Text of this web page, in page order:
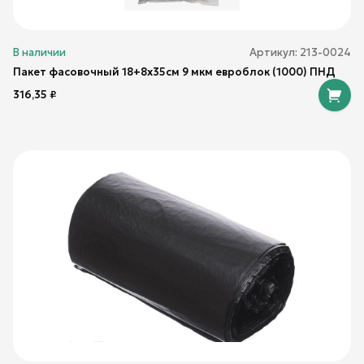
В наличии Артикул: 213-0024
Пакет фасовочный 18+8х35см 9 мкм евроблок (1000) ПНД
316,35 ₽